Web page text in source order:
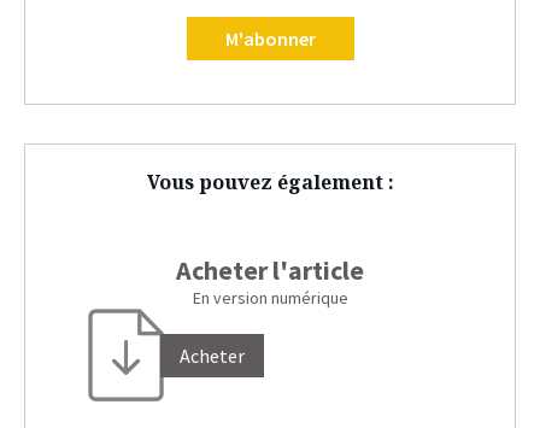
M'abonner
Vous pouvez également :
Acheter l'article
En version numérique
Acheter